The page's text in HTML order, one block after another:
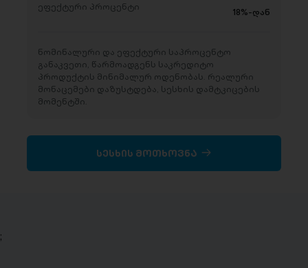
ეფექტური პროცენტი
18%-დან
ნომინალური და ეფექტური საპროცენტო
განაკვეთი, წარმოადგენს საკრედიტო
პროდუქტის მინიმალურ ოდენობას. რეალური
მონაცემები დაზუსტდება, სესხის დამტკიცების
მომენტში.
სესხის მოთხოვნა
;